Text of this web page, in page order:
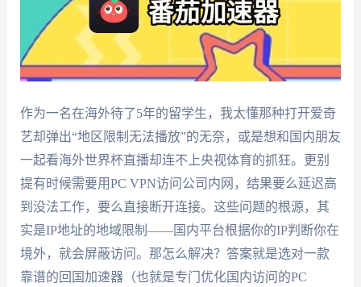
作为一名在海外待了5年的留学生，我太懂那种打开爱奇
艺却弹出“地区限制无法播放”的无奈，或是想和国内朋友
一起看海外世界杯直播却连不上央视体育的抓狂。更别
提有时候需要用PC VPN访问公司内网，结果要么延迟高
到没法工作，要么直接断开连接。这些问题的根源，其
实是IP地址的地域限制——国内平台根据你的IP判断你在
境外，就会屏蔽访问。那怎么解决？答案就是选对一款
靠谱的回国加速器（也就是专门优化国内访问的PC